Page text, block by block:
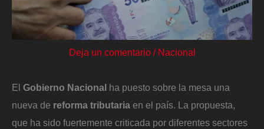
Deja un comentario / Nacional
El Gobierno Nacional ha puesto sobre la mesa una
nueva de reforma tributaria en el país. La propuesta,
que ha sido fuertemente criticada por diferentes sectores